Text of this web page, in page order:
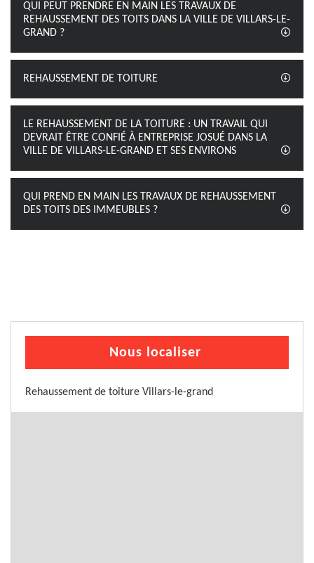
QUI PEUT PRENDRE EN MAIN LES TRAVAUX DE
REHAUSSEMENT DES TOITS DANS LA VILLE DE VILLARS-LE-
GRAND ?
REHAUSSEMENT DE TOITURE
LE REHAUSSEMENT DE LA TOITURE : UN TRAVAIL QUI
DEVRAIT ÊTRE CONFIÉ À ENTREPRISE JOSUÉ DANS LA
VILLE DE VILLARS-LE-GRAND ET SES ENVIRONS
QUI PREND EN MAIN LES TRAVAUX DE REHAUSSEMENT
DES TOITS DES IMMEUBLES ?
Nous localiser
Rehaussement de toiture Villars-le-grand